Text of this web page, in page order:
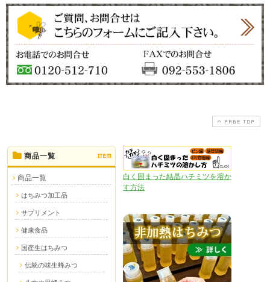
PAGE TOP
商品一覧 ITEM
商品一覧
はちみつ加工品
サプリメント
健康食品
国産生はちみつ
伝統の味生蜂みつ
白く固まった結晶ハチミツを溶か
す方法